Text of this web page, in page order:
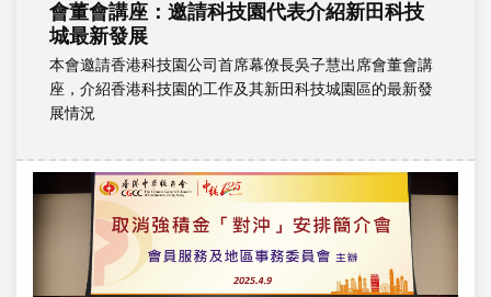
會董會講座：邀請科技園代表介紹新田科技
城最新發展
本會邀請香港科技園公司首席幕僚長吳子慧出席會董會講
座，介紹香港科技園的工作及其新田科技城園區的最新發
展情況